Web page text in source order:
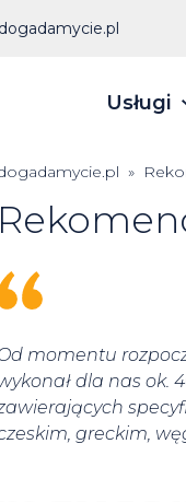
Usługi
»
momentu
dla nas ok.
greckim,